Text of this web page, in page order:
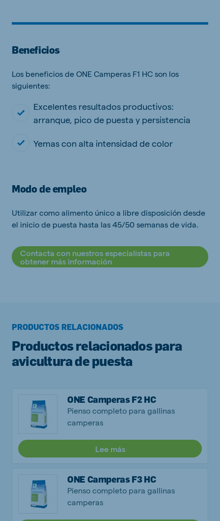
Beneficios
Los beneficios de ONE Camperas F1 HC son los
siguientes:
Excelentes resultados productivos:
arranque, pico de puesta y persistencia
Yemas con alta intensidad de color
Modo de empleo
Utilizar como alimento único a libre disposición desde
el inicio de puesta hasta las 45/50 semanas de vida.
Contacta con nuestros especialistas para
obtener más información
PRODUCTOS RELACIONADOS
Productos relacionados para
avicultura de puesta
ONE Camperas F2 HC
Pienso completo para gallinas
camperas
Lee más
ONE Camperas F3 HC
Pienso completo para gallinas
camperas